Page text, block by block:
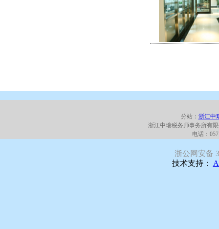
分站： 浙江中
浙江中瑞税务师事务所有
电话：
浙公网安备
技术支持：